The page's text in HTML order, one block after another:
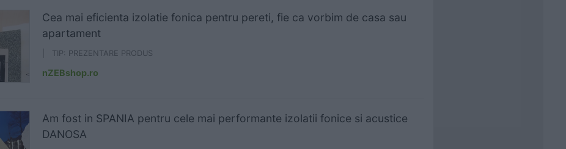
Cea mai eficienta izolatie fonica pentru pereti, fie ca vorbim de casa sau
apartament
| TIP: PREZENTARE PRODUS
nZEBshop.ro
Am fost in SPANIA pentru cele mai performante izolatii fonice si acustice
DANOSA